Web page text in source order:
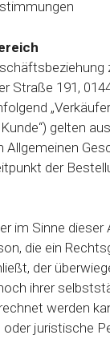
Straße 191,
gelten
Allgemeinen
der
im Sinne dieser
die ein
der
ihrer
werden
oder juristische